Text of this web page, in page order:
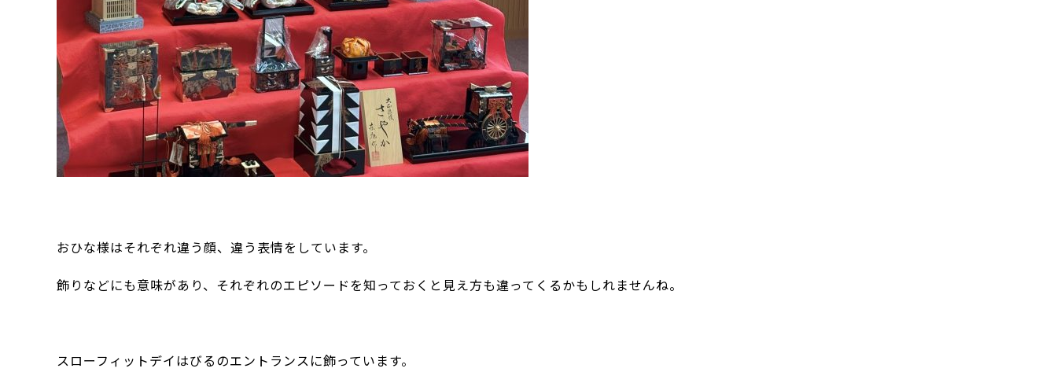
おひな様はそれぞれ違う顔、違う表情をしています。
飾りなどにも意味があり、それぞれのエピソードを知っておくと見え方も違ってくるかもしれませんね。
スローフィットデイはびるのエントランスに飾っています。